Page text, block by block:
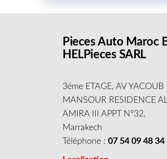
Pieces Auto Maroc
HELPieces SARL
3éme ETAGE, AV YACOUB
MANSOUR RESIDENCE
AMIRA III APPT N°32,
Marrakech
Téléphone :07 54 09 48 34